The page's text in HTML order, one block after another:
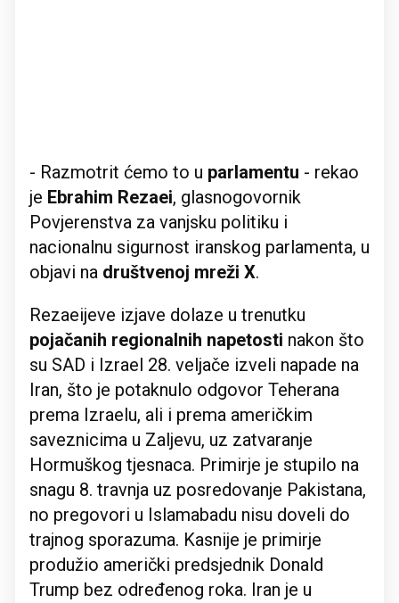
- Razmotrit ćemo to u parlamentu - rekao
je Ebrahim Rezaei, glasnogovornik
Povjerenstva za vanjsku politiku i
nacionalnu sigurnost iranskog parlamenta, u
objavi na društvenoj mreži X.
Rezaeijeve izjave dolaze u trenutku
pojačanih regionalnih napetosti nakon što
su SAD i Izrael 28. veljače izveli napade na
Iran, što je potaknulo odgovor Teherana
prema Izraelu, ali i prema američkim
saveznicima u Zaljevu, uz zatvaranje
Hormuškog tjesnaca. Primirje je stupilo na
snagu 8. travnja uz posredovanje Pakistana,
no pregovori u Islamabadu nisu doveli do
trajnog sporazuma. Kasnije je primirje
produžio američki predsjednik Donald
Trump bez određenog roka. Iran je u